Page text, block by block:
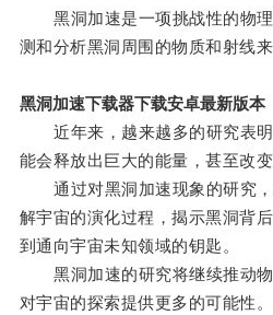
黑洞加速是一项挑战性的物理
测和分析黑洞周围的物质和射线
黑洞加速下载器下载安卓最新版本
近年来，越来越多的研究表明
能会释放出巨大的能量，甚至改
通过对黑洞加速现象的研究，
解宇宙的演化过程，揭示黑洞背
到通向宇宙未知领域的钥匙。
黑洞加速的研究将继续推动物
对宇宙的探索提供更多的可能性。